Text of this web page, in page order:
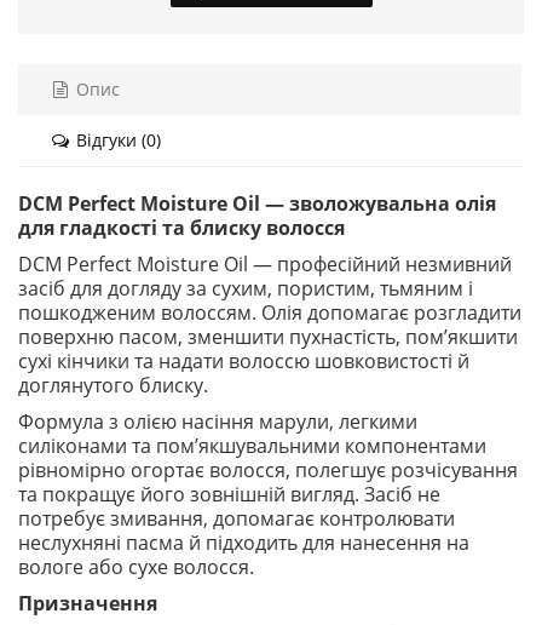
Опис
Відгуки (0)
DCM Perfect Moisture Oil — зволожувальна олія
для гладкості та блиску волосся
DCM Perfect Moisture Oil — професійний незмивний
засіб для догляду за сухим, пористим, тьмяним і
пошкодженим волоссям. Олія допомагає розгладити
поверхню пасом, зменшити пухнастість, пом’якшити
сухі кінчики та надати волоссю шовковистості й
доглянутого блиску.
Формула з олією насіння марули, легкими
силіконами та пом’якшувальними компонентами
рівномірно огортає волосся, полегшує розчісування
та покращує його зовнішній вигляд. Засіб не
потребує змивання, допомагає контролювати
неслухняні пасма й підходить для нанесення на
вологе або сухе волосся.
Призначення